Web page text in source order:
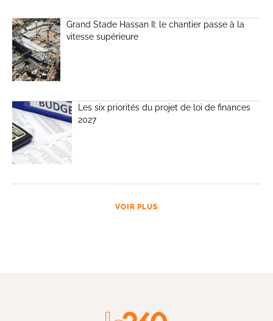
Grand Stade Hassan II: le chantier passe à la
vitesse supérieure
Les six priorités du projet de loi de finances
2027
VOIR PLUS